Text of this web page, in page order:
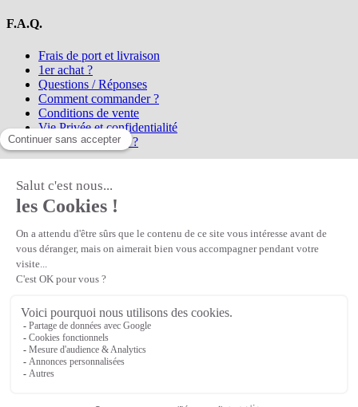
F.A.Q.
Frais de port et livraison
1er achat ?
Questions / Réponses
Comment commander ?
Conditions de vente
Vie Privée et confidentialité
Qui sommes-nous ?
la référence en perles et bijoux
perles en ligne, telles que les perles
et cristaux et strass en cristal Preciosa, les perles Miyuki perles et
apprêts en Argent 925, Gold Filled, perles de rocaille Preciosa
Matière Première est un
Première
Veuillez patienter...
Continuer vos achats
Voir le panier